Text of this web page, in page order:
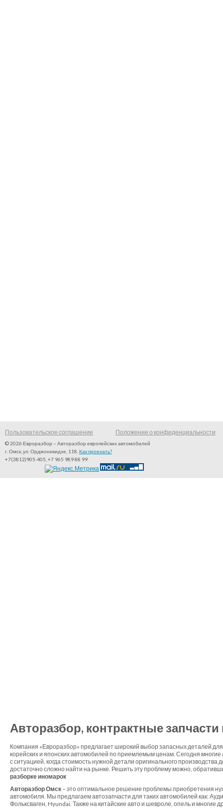
Пользовательское соглашение Положение о конфиденциальности
© 2026 Евроразбор – Авторазбор европейских автомобилей
г. Омск, ул. Орджоникидзе, 118. Как проехать?
+7(3812)905-405, +7 965 989 88 99
Авторазбор, контрактные
Компания «Евроразбор» предлагает широкий выбор запасных деталей
корейских и японских автомобилей по приемлемым ценам. Сегодня
с ситуацией, когда стоимость нужной детали оригинального производства
достаточно сложно найти на рынке. Решить эту проблему можно,
разборке иномарок
Авторазбор Омск – это оптимальное решение проблемы приобретения
автомобиля. Мы предлагаем автозапчасти для таких автомобилей как:
Фольксваген, Hyundai. Также на китайские авто и шевроле, опель и многие